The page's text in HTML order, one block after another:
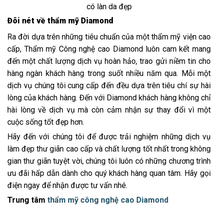
Đôi nét về thẩm mỹ Diamond
Ra đời dựa trên những tiêu chuẩn của một thẩm mỹ viện cao
cấp, Thẩm mỹ Công nghệ cao Diamond luôn cam kết mang
đến một chất lượng dịch vụ hoàn hảo, trao gửi niềm tin cho
hàng ngàn khách hàng trong suốt nhiều năm qua. Mỗi một
dịch vụ chúng tôi cung cấp đến đều dựa trên tiêu chí sự hài
lòng của khách hàng. Đến với Diamond khách hàng không chỉ
hài lòng về dịch vụ mà còn cảm nhận sự thay đổi vì một
cuộc sống tốt đẹp hơn.
Hãy đến với chúng tôi để được trải nghiệm những dịch vụ
làm đẹp thư giãn cao cấp và chất lượng tốt nhất trong không
gian thư giãn tuyệt vời, chúng tôi luôn có những chương trình
ưu đãi hấp dẫn dành cho quý khách hàng quan tâm. Hãy gọi
điện ngay để nhận được tư vấn nhé.
Trung tâm thẩm mỹ công nghệ cao Diamond